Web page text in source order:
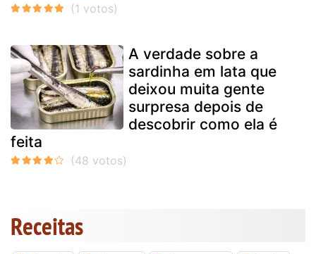
A verdade sobre a
sardinha em lata que
deixou muita gente
surpresa depois de
descobrir como ela é
feita
Receitas